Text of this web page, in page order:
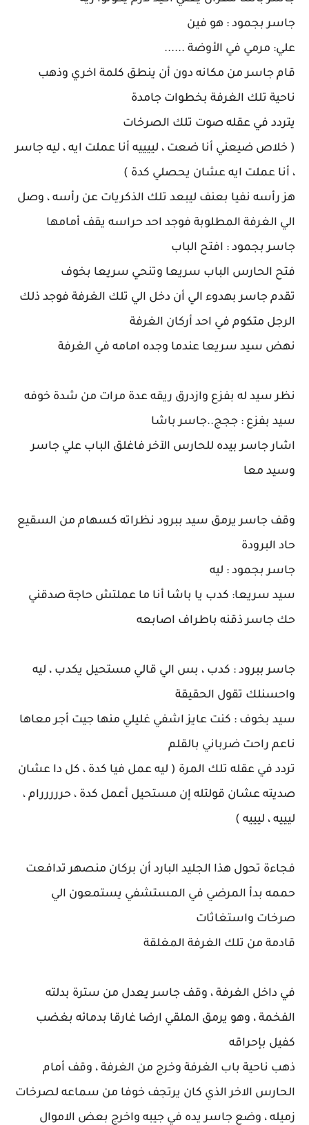
جاسر بجمود : هو فين
علي: مرمي في الأوضة ......
قام جاسر من مكانه دون أن ينطق كلمة اخري وذهب
ناحية تلك الغرفة بخطوات جامدة
يتردد في عقله صوت تلك الصرخات
( خلاص ضيعني أنا ضعت ، لييييه أنا عملت ايه ، ليه جاسر
، أنا عملت ايه عشان يحصلي كدة )
هز رأسه نفيا بعنف ليبعد تلك الذكريات عن رأسه ، وصل
الي الغرفة المطلوبة فوجد احد حراسه يقف أمامها
جاسر بجمود : افتح الباب
فتح الحارس الباب سريعا وتنحي سريعا بخوف
تقدم جاسر بهدوء الي أن دخل الي تلك الغرفة فوجد ذلك
الرجل متكوم في احد أركان الغرفة
نهض سيد سريعا عندما وجده امامه في الغرفة
نظر سيد له بفزع وازدرق ريقه عدة مرات من شدة خوفه
سيد بفزع : ججج..جاسر باشا
اشار جاسر بيده للحارس الآخر فاغلق الباب علي جاسر
وسيد معا
وقف جاسر يرمق سيد ببرود نظراته كسهام من السقيع
حاد البرودة
جاسر بجمود : ليه
سيد سريعا: كدب يا باشا أنا ما عملتش حاجة صدقني
حك جاسر ذقنه باطراف اصابعه
جاسر ببرود : كدب ، بس الي قالي مستحيل يكدب ، ليه
واحسنلك تقول الحقيقة
سيد بخوف : كنت عايز اشفي غليلي منها جيت أجر معاها
ناعم راحت ضرباني بالقلم
تردد في عقله تلك المرة ( ليه عمل فيا كدة ، كل دا عشان
صديته عشان قولتله إن مستحيل أعمل كدة ، حرررررام ،
ليييه ، ليييه )
فجاءة تحول هذا الجليد البارد أن بركان منصهر تدافعت
حممه بدأ المرضي في المستشفي يستمعون الي
صرخات واستغاثات
قادمة من تلك الغرفة المغلقة
في داخل الغرفة ، وقف جاسر يعدل من سترة بدلته
الفخمة ، وهو يرمق الملقي ارضا غارقا بدمائه بغضب
كفيل بإحراقه
ذهب ناحية باب الغرفة وخرج من الغرفة ، وقف أمام
الحارس الاخر الذي كان يرتجف خوفا من سماعه لصرخات
زميله ، وضع جاسر يده في جيبه واخرج بعض الاموال